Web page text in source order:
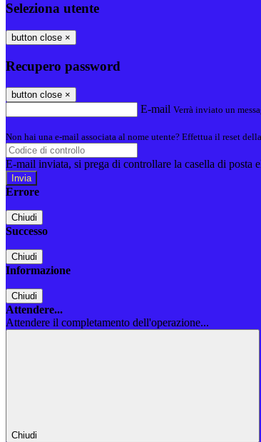
Seleziona utente
button close ×
Recupero password
button close ×
E-mail Verrà inviato un
Non hai una e-mail associata al nome utente? Effettua il reset
E-mail inviata, si prega di controllare la casella di posta
Errore
Chiudi
Successo
Chiudi
Informazione
Chiudi
Attendere...
Attendere il completamento dell'operazione...
Chiudi